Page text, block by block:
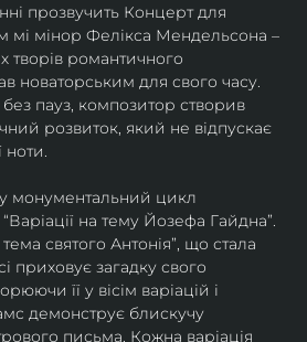
прозвучить Концерт для
мі мінор Фелікса Мендельсона –
творів романтичного
новаторським для свого часу.
пауз, композитор створив
розвиток, який не відпускає
ноти.
монументальний цикл
на тему Йозефа Гайдна”.
святого Антонія”, що стала
приховує загадку свого
її у вісім варіацій і
демонструє блискучу
письма. Кожна варіація